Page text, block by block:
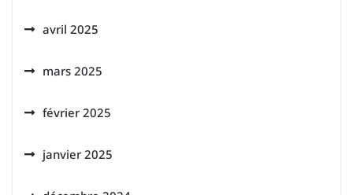
avril 2025
mars 2025
février 2025
janvier 2025